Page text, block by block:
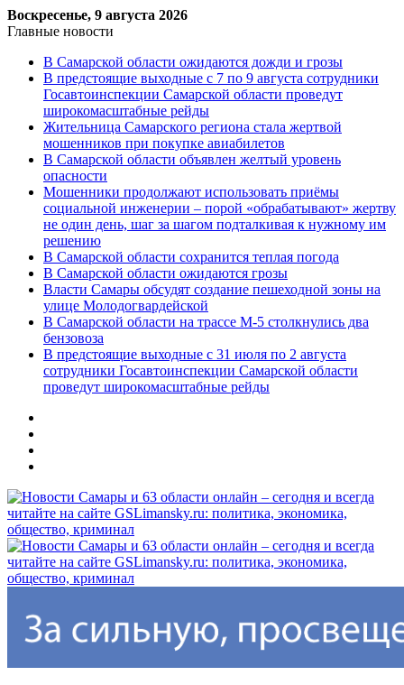
Воскресенье, 9 августа 2026
Главные новости
В Самарской области ожидаются дожди и грозы
В предстоящие выходные с 7 по 9 августа сотрудники
Госавтоинспекции Самарской области проведут
широкомасштабные рейды
Жительница Самарского региона стала жертвой
мошенников при покупке авиабилетов
В Самарской области объявлен желтый уровень
опасности
Мошенники продолжают использовать приёмы
социальной инженерии – порой «обрабатывают» жертву
не один день, шаг за шагом подталкивая к нужному им
решению
В Самарской области сохранится теплая погода
В Самарской области ожидаются грозы
Власти Самары обсудят создание пешеходной зоны на
улице Молодогвардейской
В Самарской области на трассе М-5 столкнулись два
бензовоза
В предстоящие выходные с 31 июля по 2 августа
сотрудники Госавтоинспекции Самарской области
проведут широкомасштабные рейды
Меню